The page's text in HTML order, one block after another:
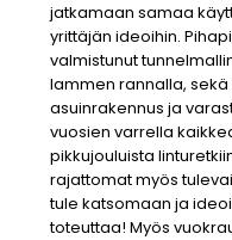
jatkamaan samaa
yrittäjän ideoihin.
valmistunut
lammen rannalla, sekä
asuinrakennus ja
vuosien varrella
pikkujouluista
rajattomat myös
tule katsomaan ja
toteuttaa! Myös